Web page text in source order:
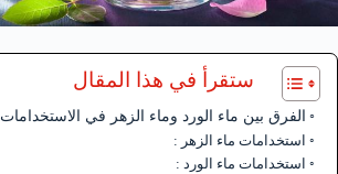
ستقرأ في هذا المقال
الفرق بين ماء الورد وماء الزهر في الاستخدامات
استخدامات ماء الزهر :
استخدامات ماء الورد :